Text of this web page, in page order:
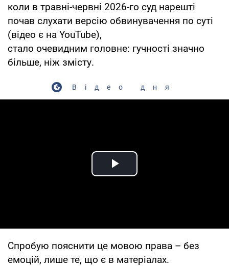
коли в травні-червні 2026-го суд нарешті
почав слухати версію обвинувачення по суті
(відео є на YouTube),
стало очевидним головне: гучності значно
більше, ніж змісту.
Відео дня
Play Video
Спробую пояснити це мовою права – без
емоцій, лише те, що є в матеріалах.